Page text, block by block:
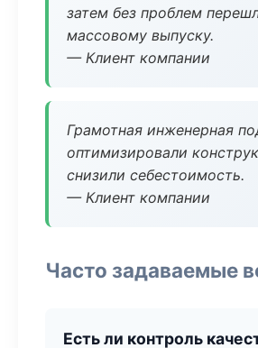
затем без проблем
массовому выпуску.
— Клиент компании
Грамотная инженерная
оптимизировали
снизили себестоимость.
— Клиент компании
Часто задаваемые
Есть ли контроль